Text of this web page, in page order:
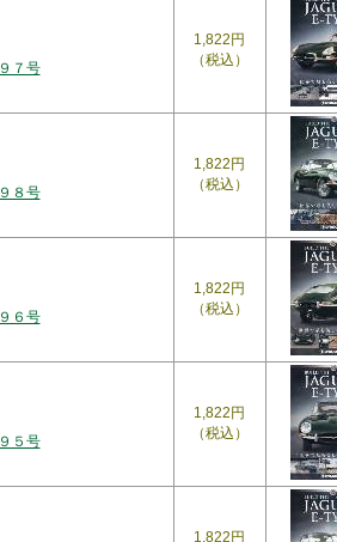
７号
1,822円
（税込）
８号
1,822円
（税込）
６号
1,822円
（税込）
５号
1,822円
（税込）
1,822円